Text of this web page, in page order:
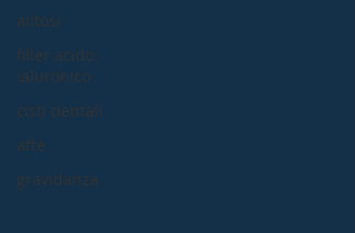
alitosi
filler acido
ialuronico
cisti dentali
afte
gravidanza